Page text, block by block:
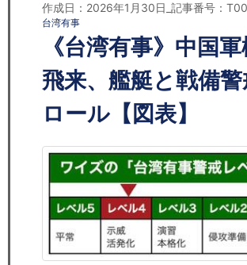
コンサルティング
リサーチ
セミナー
経済ニュース
労務顧問
ＩＴ
飲食店情報
作成日：2026年1月30日_記事番号：
台湾有事
《台湾有事》中国
飛来、艦艇と戦備警
ロール【図表】